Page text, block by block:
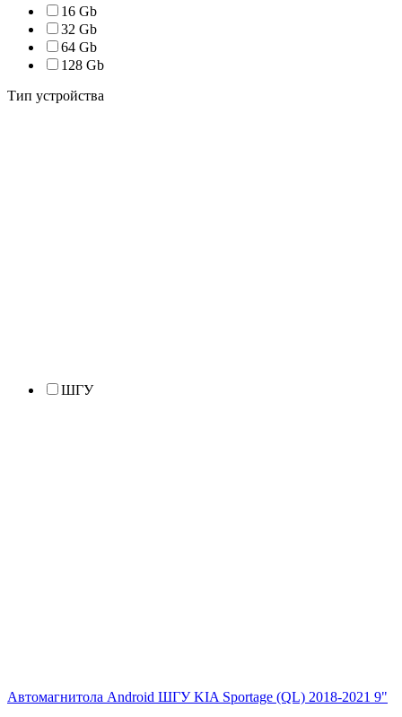
16 Gb
32 Gb
64 Gb
128 Gb
Тип устройства
ШГУ
Автомагнитола Android ШГУ KIA Sportage (QL) 2018-2021 9"